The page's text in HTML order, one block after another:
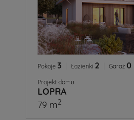
Pokoje 3 Łazienki 2 Garaż 0
Projekt domu
LOPRA
79 m2